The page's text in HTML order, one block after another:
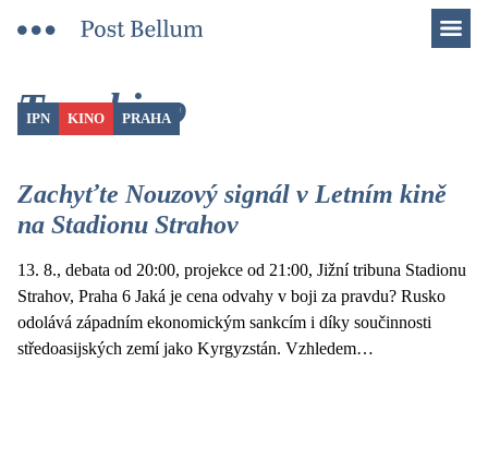
Tag: kino
IPN KINO PRAHA
Zachyťte Nouzový signál v Letním kině
na Stadionu Strahov
13. 8., debata od 20:00, projekce od 21:00, Jižní tribuna Stadionu
Strahov, Praha 6 Jaká je cena odvahy v boji za pravdu? Rusko
odolává západním ekonomickým sankcím i díky součinnosti
středoasijských zemí jako Kyrgyzstán. Vzhledem…